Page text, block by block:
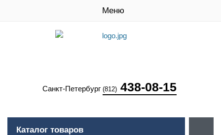
Меню
Санкт-Петербург (812) 438-08-15
Каталог товаров